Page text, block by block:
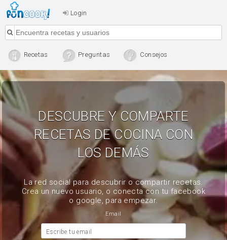
Login
Recetas Preguntas Consejos
DESCUBRE Y COMPARTE
RECETAS DE COCINA CON
LOS DEMÁS
La red social para descubrir o compartir recetas.
Crea un nuevo usuario, o conecta con tu facebook
o google, para empezar.
Email
Escribe tu email